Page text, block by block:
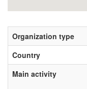
Organization type
Country
Main activity